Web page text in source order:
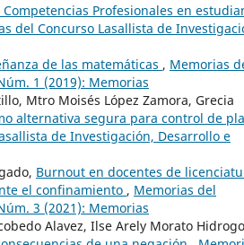
Profesionales en
del Concurso Lasallista de
de las matemáticas , Memorias
1 (2019): Memorias
Mtro Moisés López Zamora, Grecia
alternativa segura para control de
de Investigación, Desarrollo e
Burnout en docentes de
el confinamiento , Memorias del
3 (2021): Memorias
Alavez, Ilse Arely Morato